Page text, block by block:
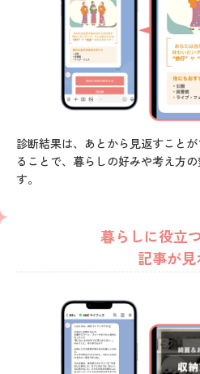
診断結果は、あとから見返すこと
ることで、暮らしの好みや考え方
す。
暮らしに役立
記事が見